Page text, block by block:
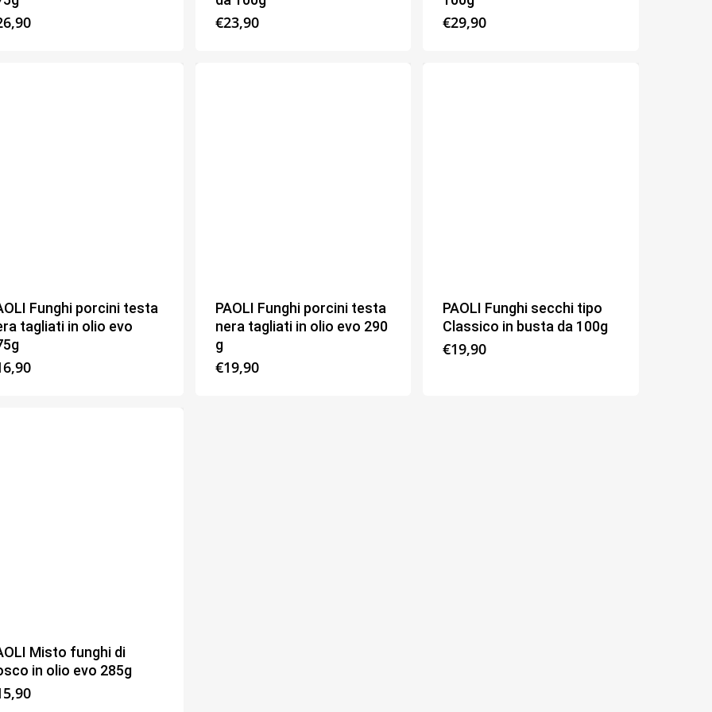
€23,90 €29,90
Funghi porcini testa
tagliati in olio evo
PAOLI Funghi porcini testa
nera tagliati in olio evo 290
g
€19,90
PAOLI Funghi secchi tipo
Classico in busta da 100g
€19,90
Misto funghi di
in olio evo 285g